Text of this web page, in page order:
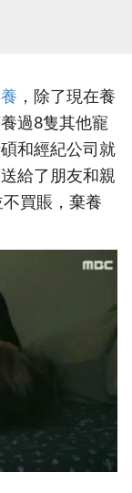
，除了現在養
過8隻其他寵
和經紀公司就
給了朋友和親
買賬，棄養